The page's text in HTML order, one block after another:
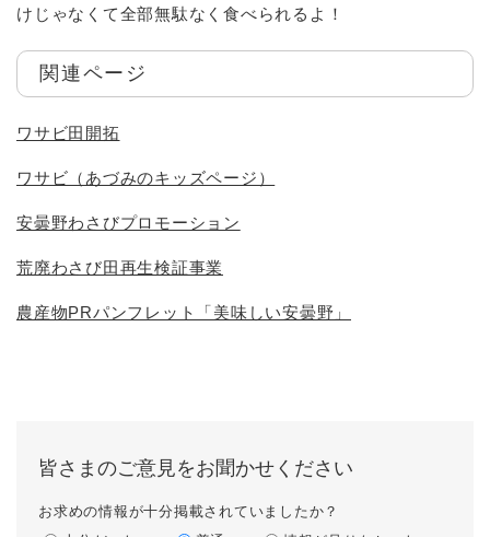
けじゃなくて全部無駄なく食べられるよ！
関連ページ
ワサビ田開拓
ワサビ（あづみのキッズページ）
安曇野わさびプロモーション
荒廃わさび田再生検証事業
農産物PRパンフレット「美味しい安曇野」
皆さまのご意見をお聞かせください
お求めの情報が十分掲載されていましたか？